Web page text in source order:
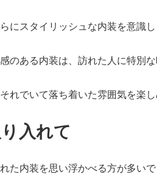
にスタイリッシュな内装を意識し
のある内装は、訪れた人に特別な
れでいて落ち着いた雰囲気を楽し
入れて
た内装を思い浮かべる方が多いで